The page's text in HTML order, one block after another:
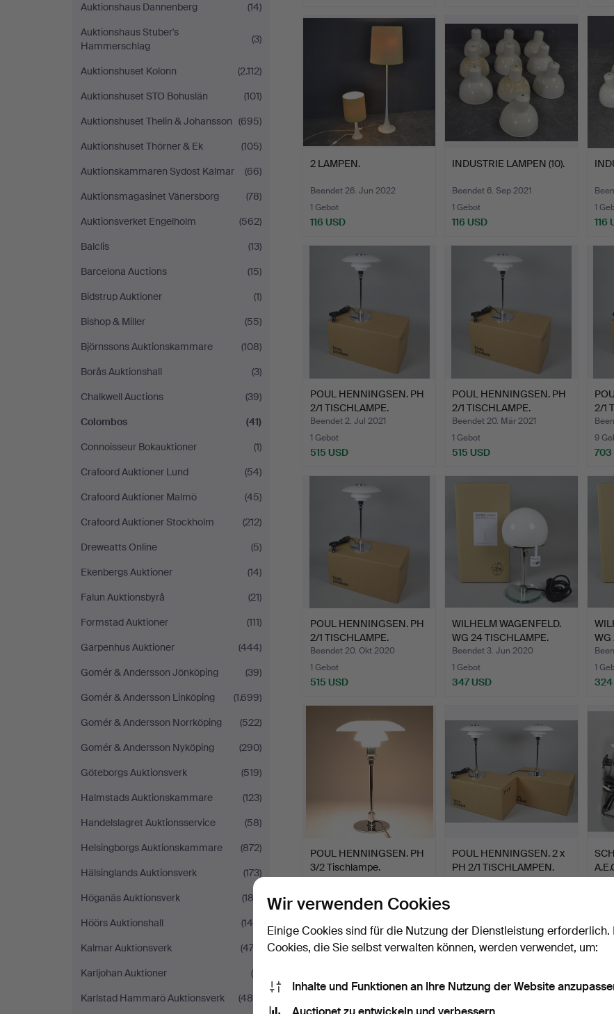
Auktionshaus Dannenberg
(14)
Auktionshaus Stuber's
Hammerschlag
(3)
Auktionshuset Kolonn
(2.112)
Auktionshuset STO Bohuslän
(101)
Auktionshuset Thelin & Johansson (695)
Auktionshuset Thörner & Ek
(105)
Auktionskammaren Sydost Kalmar
(66)
Auktionsmagasinet Vänersborg
(78)
Auktionsverket Engelholm
(562)
Balclis
(13)
Barcelona Auctions
(15)
Bidstrup Auktioner
(1)
Bishop & Miller
(55)
Björnssons Auktionskammare
(108)
Borås Auktionshall
(3)
Chalkwell Auctions
(39)
Colombos
(41)
Connoisseur Bokauktioner
(1)
Crafoord Auktioner Lund
(54)
Crafoord Auktioner Malmö
(45)
Crafoord Auktioner Stockholm
(212)
Dreweatts Online
(5)
Ekenbergs Auktioner
(14)
Falun Auktionsbyrå
(21)
Formstad Auktioner
(111)
Garpenhus Auktioner
(444)
Gomér & Andersson Jönköping
(39)
Gomér & Andersson Linköping
(1.699)
Gomér & Andersson Norrköping
(522)
Gomér & Andersson Nyköping
(290)
Göteborgs Auktionsverk
(519)
Halmstads Auktionskammare
(123)
Handelslagret Auktionsservice
(58)
Helsingborgs Auktionskammare
(872)
Hälsinglands Auktionsverk
(173)
Höganäs Auktionsverk
(182)
Höörs Auktionshall
(148)
Kalmar Auktionsverk
(474)
Karljohan Auktioner
(9)
Karlstad Hammarö Auktionsverk
(484)
2 LAMPEN.
Beendet 26. Jun 2022
1 Gebot
116 USD
INDUSTRIE LAMPEN (10).
Beendet 6. Sep 2021
1 Gebot
116 USD
1
116
POUL HENNINGSEN. PH
2/1 TISCHLAMPE.
Beendet 2. Jul 2021
1 Gebot
515 USD
POUL HENNINGSEN. PH
2/1 TISCHLAMPE.
Beendet 20. Mär 2021
1 Gebot
515 USD
2/1
9
703
POUL HENNINGSEN. PH
2/1 TISCHLAMPE.
Beendet 20. Okt 2020
1 Gebot
515 USD
WILHELM WAGENFELD.
WG 24 TISCHLAMPE.
Beendet 3. Jun 2020
1 Gebot
347 USD
WG
1
324
POUL HENNINGSEN. PH
3/2 Tischlampe.
Beendet 22. Apr 2018
694 USD
POUL HENNINGSEN. 2 x
PH 2/1 TISCHLAMPEN.
Beendet 8. Apr 2018
Wir verwenden Cookies
Einige Cookies sind für die Nutzung der Dienstleistung erforderlich.
Cookies, die Sie selbst verwalten können, werden verwendet, um:
Inhalte und Funktionen an Ihre Nutzung der Website